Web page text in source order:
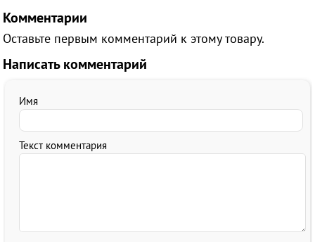
Комментарии
Оставьте первым комментарий к этому товару.
Написать комментарий
Имя
Текст комментария